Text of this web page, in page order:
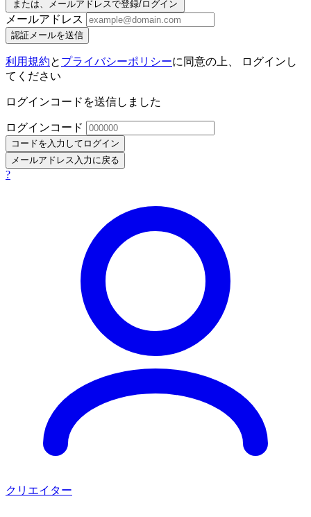
または、メールアドレスで登録/ログイン
メールアドレス
認証メールを送信
利用規約と プライバシーポリシーに同意の上、 ログインし
てください
ログインコードを送信しました
ログインコード
コードを入力してログイン
メールアドレス入力に戻る
?
クリエイター